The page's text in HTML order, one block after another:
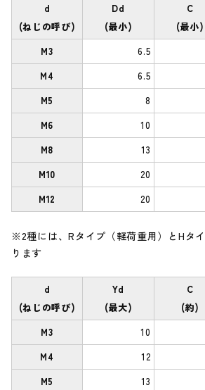
d
(ねじの呼び)
Dd
(最小)
C
(最小)
M3
6.5
M4
6.5
M5
8
M6
10
M8
13
M10
20
M12
20
※2種には、Rタイプ（軽荷重用）とHタ
ります
d
(ねじの呼び)
Yd
(最大)
C
(約)
M3
10
M4
12
M5
13